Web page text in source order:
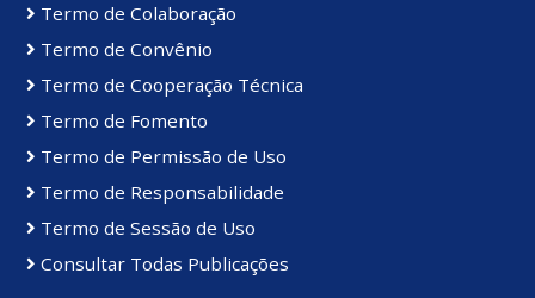
Termo de Colaboração
Termo de Convênio
Termo de Cooperação Técnica
Termo de Fomento
Termo de Permissão de Uso
Termo de Responsabilidade
Termo de Sessão de Uso
Consultar Todas Publicações